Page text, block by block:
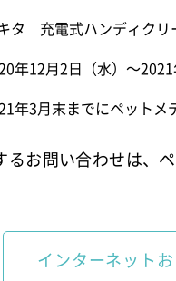
タ 充電式ハンディク
年12月2日（水）～2021
年3月末までにペットメ
るお問い合わせは、
インターネット